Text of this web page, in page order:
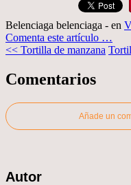
Belenciaga belenciaga - en
Comenta este artículo …
<< Tortilla de manzana
Comentarios
Añade un
Autor